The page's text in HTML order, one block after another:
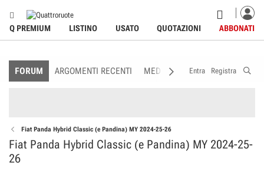
Q PREMIUM LISTINO USATO QUOTAZIONI ABBONATI
FORUM ARGOMENTI RECENTI MEDIA MEMBRI
Entra Registra
Fiat Panda Hybrid Classic (e Pandina) MY 2024-25-26
Fiat Panda Hybrid Classic (e Pandina) MY 2024-25-
26